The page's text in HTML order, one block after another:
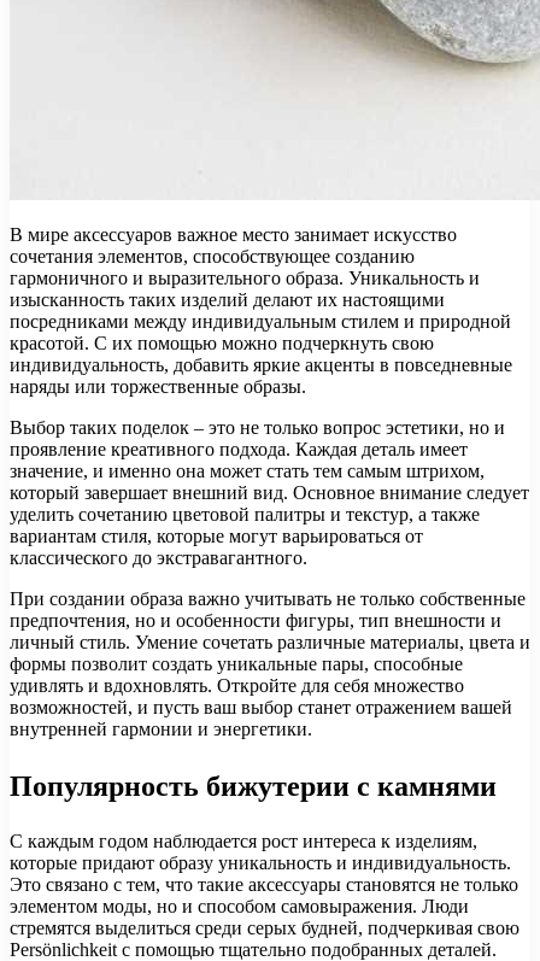
В мире аксессуаров важное место занимает искусство
сочетания элементов, способствующее созданию
гармоничного и выразительного образа. Уникальность и
изысканность таких изделий делают их настоящими
посредниками между индивидуальным стилем и природной
красотой. С их помощью можно подчеркнуть свою
индивидуальность, добавить яркие акценты в повседневные
наряды или торжественные образы.
Выбор таких поделок – это не только вопрос эстетики, но и
проявление креативного подхода. Каждая деталь имеет
значение, и именно она может стать тем самым штрихом,
который завершает внешний вид. Основное внимание следует
уделить сочетанию цветовой палитры и текстур, а также
вариантам стиля, которые могут варьироваться от
классического до экстравагантного.
При создании образа важно учитывать не только собственные
предпочтения, но и особенности фигуры, тип внешности и
личный стиль. Умение сочетать различные материалы, цвета и
формы позволит создать уникальные пары, способные
удивлять и вдохновлять. Откройте для себя множество
возможностей, и пусть ваш выбор станет отражением вашей
внутренней гармонии и энергетики.
Популярность бижутерии с камнями
С каждым годом наблюдается рост интереса к изделиям,
которые придают образу уникальность и индивидуальность.
Это связано с тем, что такие аксессуары становятся не только
элементом моды, но и способом самовыражения. Люди
стремятся выделиться среди серых будней, подчеркивая свою
Persönlichkeit с помощью тщательно подобранных деталей.